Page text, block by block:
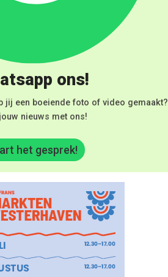
ons!
jij een boeiende foto of video gemaakt?
nieuws met ons!
het gesprek!